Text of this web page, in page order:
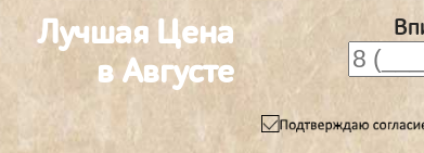
Лучшая Цена
в Августе